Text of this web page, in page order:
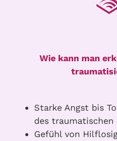
Wie kann man
Starke Angst bis
des traumatischen
Gefühl von